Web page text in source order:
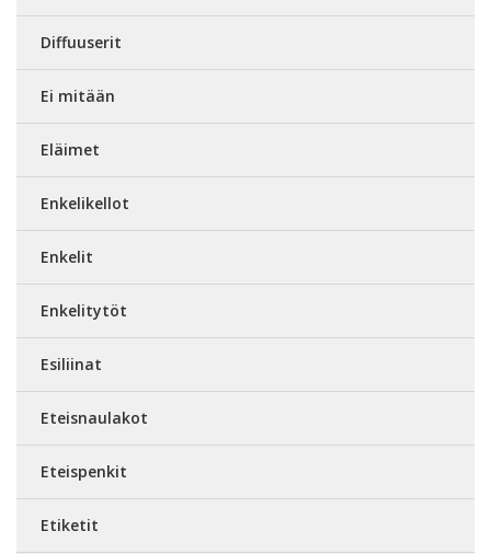
Diffuuserit
Ei mitään
Eläimet
Enkelikellot
Enkelit
Enkelitytöt
Esiliinat
Eteisnaulakot
Eteispenkit
Etiketit